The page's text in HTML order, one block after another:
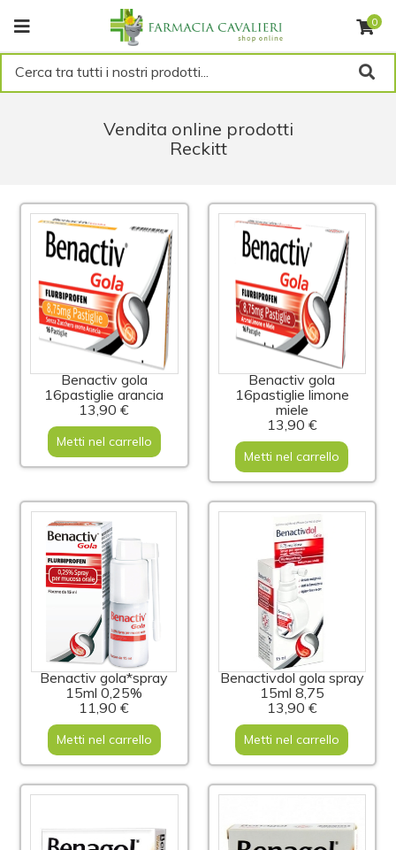
0
Cerca tra tutti i nostri prodotti...
Vendita online prodotti
Reckitt
Benactiv gola
16pastiglie arancia
13,90 €
Metti nel carrello
Benactiv gola
16pastiglie limone
miele
13,90 €
Metti nel carrello
Benactiv gola*spray
15ml 0,25%
11,90 €
Metti nel carrello
Benactivdol gola spray
15ml 8,75
13,90 €
Metti nel carrello